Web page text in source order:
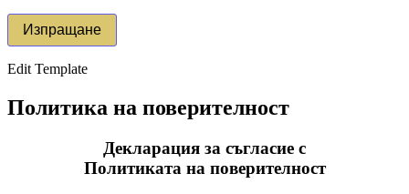
Edit Template
Политика на поверителност
Декларация за съгласие с
Политиката на поверителност